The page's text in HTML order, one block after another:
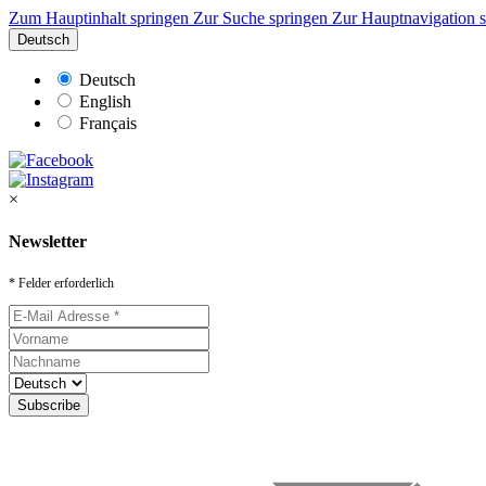
Zum Hauptinhalt springen Zur Suche springen Zur Hauptnavigation
Deutsch
Deutsch
English
Français
×
Newsletter
* Felder erforderlich